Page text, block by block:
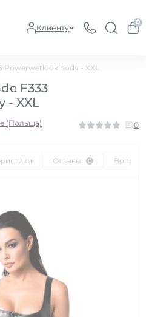
Клиенту
0
Powerwetlook body - XXL
F333
- XXL
(Польща)
0
Отзывы 0